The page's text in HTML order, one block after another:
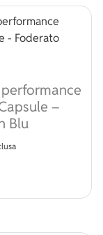
–
Blu